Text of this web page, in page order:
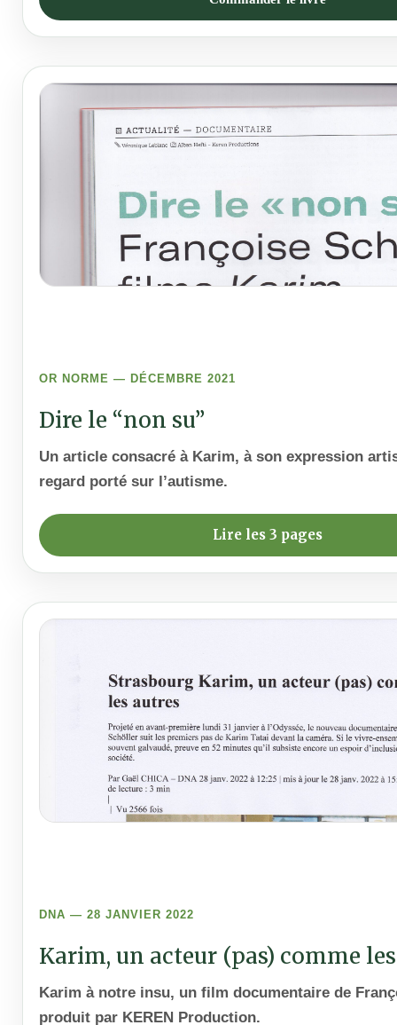
OR NORME — DÉCEMBRE 2021
Dire le “non su”
Un article consacré à Karim, à son expression
regard porté sur l’autisme.
Lire les 3 pages
DNA — 28 JANVIER 2022
Karim, un acteur (pas) comme
Karim à notre insu, un film documentaire de
produit par KEREN Production.